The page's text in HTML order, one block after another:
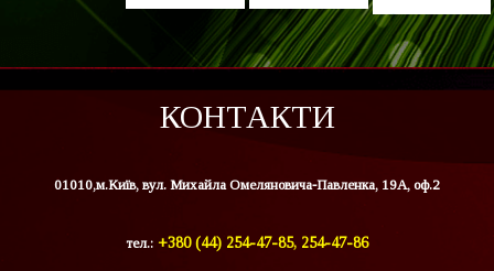
КОНТАКТИ
01010,м.Київ, вул. Михайла Омеляновича-Павленка, 19А, оф.2
тел.: +380 (44) 254-47-85, 254-47-86